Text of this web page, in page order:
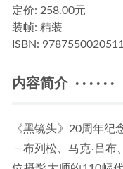
定价: 258.00元
装帧: 精装
ISBN: 9787550020511
内容简介 · · · · · ·
《黑镜头》20周年纪
－布列松、马克·吕布